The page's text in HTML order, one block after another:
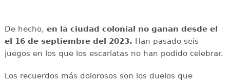
De hecho, en la ciudad colonial no ganan desde el
el 16 de septiembre del 2023. Han pasado seis
juegos en los que los escarlatas no han podido celebrar.
Los recuerdos más dolorosos son los duelos que